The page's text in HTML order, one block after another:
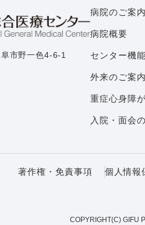
市野一色4-6-1
病院のご案内
病院概要
センター機能
外来のご案内
重症心身障
入院・面会
著作権・免責事項 個人情報
COPYRIGHT(C) GIFU